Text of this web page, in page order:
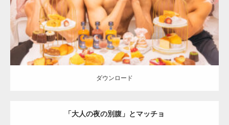
ダウンロード
ダウンロード
「大人の夜の別腹」とマッチョ